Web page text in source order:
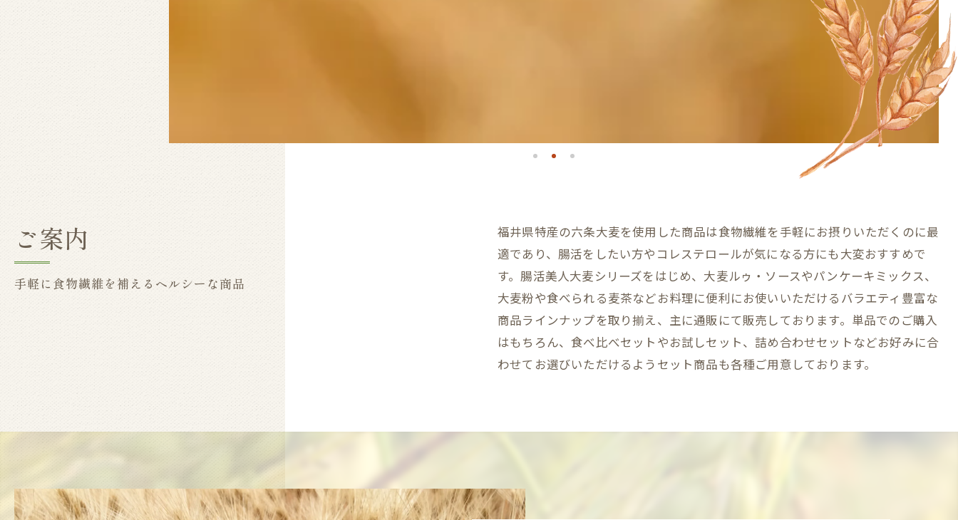
手軽に食物繊維を補えるヘルシーな商品
ご案内
福井県特産の六条大麦を使用した商品は食物繊維を手軽にお摂りいただくのに最
適であり、腸活をしたい方やコレステロールが気になる方にも大変おすすめで
す。腸活美人大麦シリーズをはじめ、大麦ルゥ・ソースやパンケーキミックス、
大麦粉や食べられる麦茶などお料理に便利にお使いいただけるバラエティ豊富な
商品ラインナップを取り揃え、主に通販にて販売しております。単品でのご購入
はもちろん、食べ比べセットやお試しセット、詰め合わせセットなどお好みに合
わせてお選びいただけるようセット商品も各種ご用意しております。